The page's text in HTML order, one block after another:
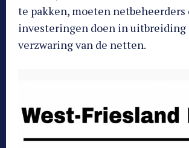
te pakken, moeten
investeringen doen in uitbreiding
verzwaring van de netten.